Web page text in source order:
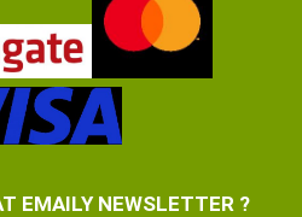
EMAILY NEWSLETTER ?